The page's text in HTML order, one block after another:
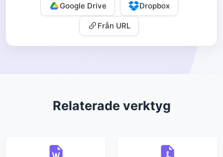
Google Drive Dropbox
Från URL
Relaterade verktyg